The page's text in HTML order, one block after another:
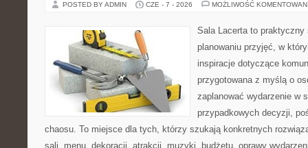
POSTED BY ADMIN CZE - 7 - 2026 MOŻLIWOŚĆ
Sala Lacerta to praktyczny
planowaniu przyjęć, w
inspiracje dotyczące
przygotowana z myślą o
zaplanować wydarzenie w
przypadkowych decyzji,
chaosu. To miejsce dla tych, którzy szukają konkretnych
sali, menu, dekoracji, atrakcji, muzyki, budżetu, oprawy